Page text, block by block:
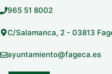
Saltar
contenido
965 51 8002
C/Salamanca, 2 - 03813
ayuntamiento@fageca.es